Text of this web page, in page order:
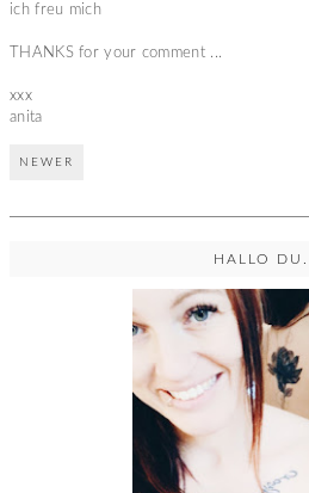
ich freu mich
THANKS for your comment ...
xxx
anita
NEWER
HALLO